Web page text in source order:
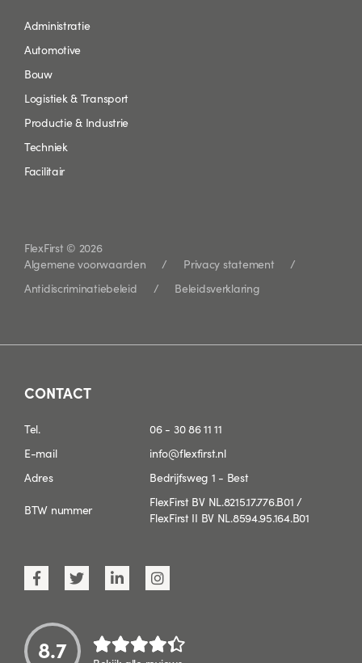
Administratie
Automotive
Bouw
Logistiek & Transport
Productie & Industrie
Techniek
Facilitair
FlexFirst © 2026
Algemene voorwaarden
Privacy statement
Antidiscriminatiebeleid
Beleidsverklaring
CONTACT
Tel.
06 - 30 86 11 11
E-mail
info@flexfirst.nl
Adres
Bedrijfsweg 1 - Best
BTW nummer
FlexFirst BV NL.8215.17.776.B01 /
FlexFirst II BV NL.8594.95.164.B01
8.7